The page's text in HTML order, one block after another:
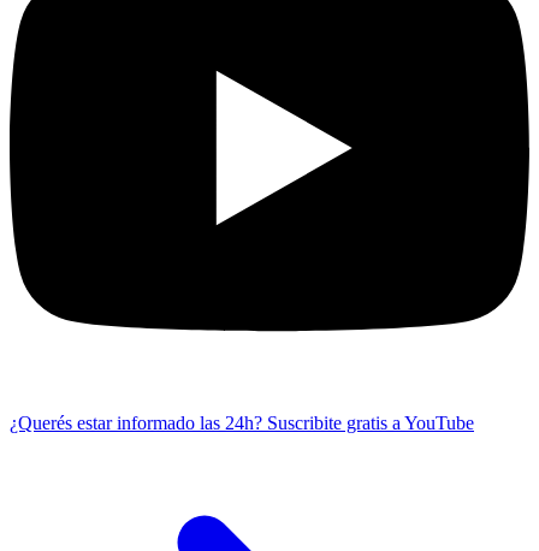
¿Querés estar informado las 24h? Suscribite gratis a YouTube